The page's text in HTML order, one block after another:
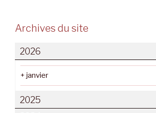
Archives du site
2026
+ janvier
2025